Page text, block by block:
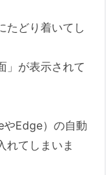
たどり着いてし
」が表示されて
やEdge）の自動
れてしまいま